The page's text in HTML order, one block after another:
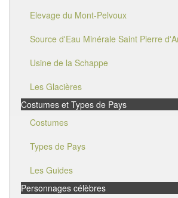
Elevage du Mont-Pelvoux
Source d'Eau Minérale Saint Pierre
Usine de la Schappe
Les Glacières
Costumes et Types de Pays
Costumes
Types de Pays
Les Guides
Personnages célèbres